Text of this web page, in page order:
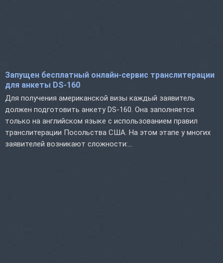
Запущен бесплатный онлайн-сервис транслитерации
для анкеты DS-160
Для получения американской визы каждый заявитель
должен подготовить анкету DS-160. Она заполняется
только на английском языке с использованием правил
транслитерации Посольства США. На этом этапе у многих
заявителей возникают сложности:...